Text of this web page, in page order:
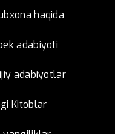
haqida
adabiyoti
adabiyotlar
Kitoblar